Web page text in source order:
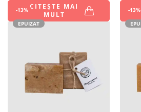
-13%
EPUIZAT
CITEȘTE MAI
MULT
-13%